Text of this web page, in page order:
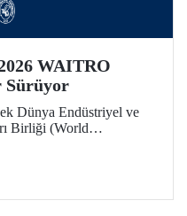
WAITRO
Sürüyor
Dünya Endüstriyel ve
Birliği (World
11 Şubat günü